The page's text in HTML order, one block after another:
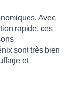
Avec
rapide, ces
sont très bien
et